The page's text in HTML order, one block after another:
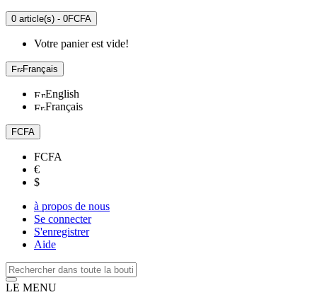
0 article(s) - 0FCFA
Votre panier est vide!
Français
English
Français
FCFA
FCFA
€
$
à propos de nous
Se connecter
S'enregistrer
Aide
LE MENU